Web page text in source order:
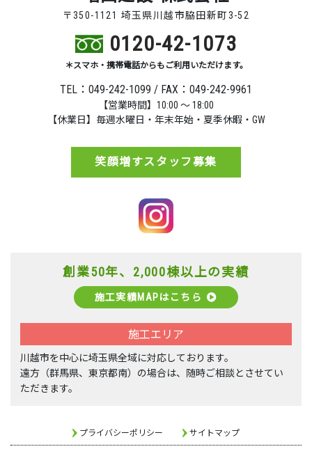
〒350-1121 埼玉県川越市脇田新町3-52
0120-42-1073
＊スマホ・携帯電話からもご利用いただけます。
TEL：049-242-1099 / FAX：049-242-9961
【営業時間】10:00 ～ 18:00
【休業日】毎週水曜日・年末年始・夏季休暇・GW
笑顔増すスタッフ募集
創業50年、2,000棟以上の実績
施工実績MAPはこちら
施工エリア
川越市を中心に埼玉県全域に対応しております。
遠方（群馬県、東京都南）の場合は、随時ご相談とさせてい
ただきます。
プライバシーポリシー サイトマップ